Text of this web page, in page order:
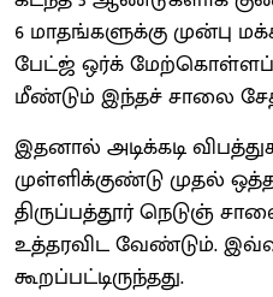
6 மாதங்களுக்கு முன்பு
பேட்ஜ் ஒர்க்
மீண்டும் இந்தச் சாலை
இதனால் அடிக்கடி
முள்ளிக்குண்டு முதல்
திருப்பத்தூர் நெடுஞ்
உத்தரவிட வேண்டும்.
கூறப்பட்டிருந்தது.